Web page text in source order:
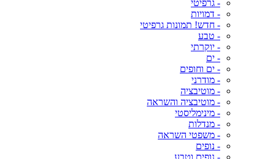
- גרפיטי
- דמויות
- חדש! תמונות גרפיטי
- טבע
- יוקרתי
- ים
- ים וחופים
- מודרני
- מוטיבציה
- מוטיבציה והשראה
- מינימליסטי
- מנדלות
- משפטי השראה
- נופים
- נופים וטבע